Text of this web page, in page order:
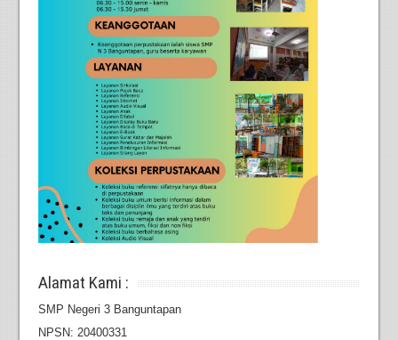
Alamat Kami :
SMP Negeri 3 Banguntapan
NPSN: 20400331